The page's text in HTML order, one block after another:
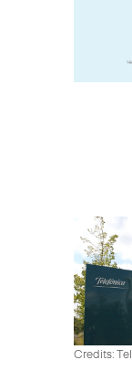
Credits: